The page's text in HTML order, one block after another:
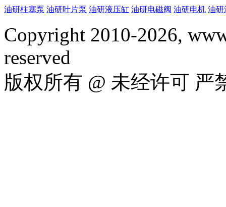
油研柱塞泵 油研叶片泵 油研液压缸 油研电磁阀 油研电机 油研
Copyright 2010-2026,
reserved
版权所有 @ 未经许可 严